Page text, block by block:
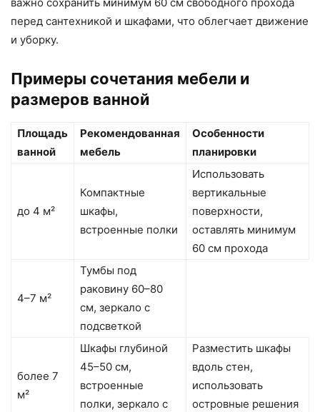
перед сантехникой и шкафами, что облегчает движение
и уборку.
Примеры сочетания мебели и
размеров ванной
Площадь
ванной
Рекомендованная
мебель
Особенности
планировки
до 4 м²
Компактные
шкафы,
встроенные полки
Использовать
вертикальные
поверхности,
оставлять минимум
60 см прохода
4–7 м²
Тумбы под
раковину 60–80
см, зеркало с
подсветкой
более 7
м²
Шкафы глубиной
45–50 см,
встроенные
полки, зеркало с
Разместить шкафы
вдоль стен,
использовать
островные решения